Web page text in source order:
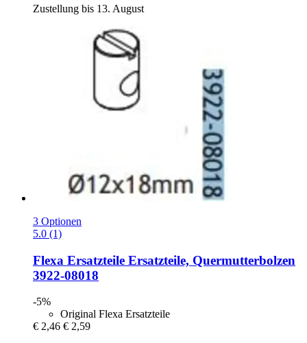
Zustellung bis 13. August
3 Optionen
5.0 (1)
Flexa Ersatzteile Ersatzteile, Quermutterbolzen
3922-​08018
-5%
Original Flexa Ersatzteile
€ 2,46 € 2,59